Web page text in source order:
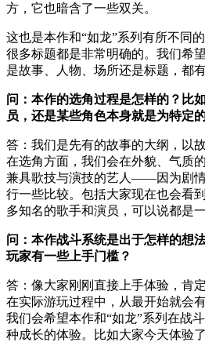
方，它也暗含了一些双关。
这也是本作和“如龙”系列有所不同
很多标题都是非常明确的。我们希
是故事、人物、场所还是标题，都
问：本作的选角过程是怎样的？比
员，还是某些角色本身就是为特定
答：我们是先有的故事的大纲，以
在选角方面，我们会在外貌、气质
兼具歌技与演技的艺人——因为剧
行一些比较。包括大家现在也会看
多知名的歌手和演员，可以说都是
问：本作战斗系统是出于怎样的想
玩家有一些上手门槛？
答：像大家刚刚直接上手体验，肯
在实际游玩过程中，从最开始就会
我们会希望本作和“如龙”系列在战
种成长的体验。比如大家今天体验